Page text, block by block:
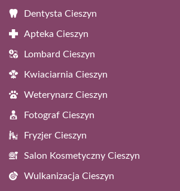
Dentysta Cieszyn
Apteka Cieszyn
Lombard Cieszyn
Kwiaciarnia Cieszyn
Weterynarz Cieszyn
Fotograf Cieszyn
Fryzjer Cieszyn
Salon Kosmetyczny Cieszyn
Wulkanizacja Cieszyn